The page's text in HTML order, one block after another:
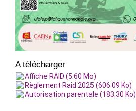
A télécharger
Affiche RAID (5.60 Mo)
Règlement Raid 2025 (606.09 Ko)
Autorisation parentale (183.30 Ko)